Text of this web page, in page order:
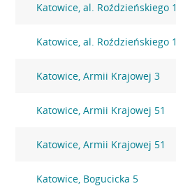
Katowice, al. Roździeńskiego 1
Katowice, al. Roździeńskiego 1
Katowice, Armii Krajowej 3
Katowice, Armii Krajowej 51
Katowice, Armii Krajowej 51
Katowice, Bogucicka 5